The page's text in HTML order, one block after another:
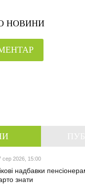
НОВИНИ
сер 2026, 15:00
надбавки
знати